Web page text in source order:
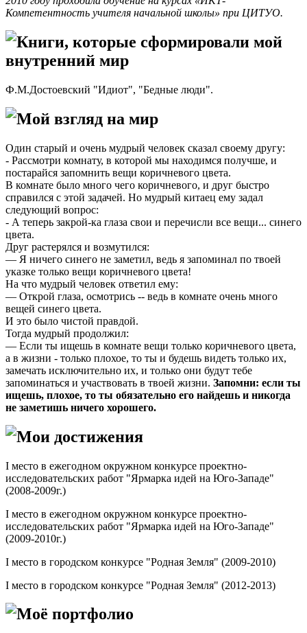
Компетентность учителя начальной школы» при ЦИТУО.
Книги, которые сформировали мой
внутренний мир
Ф.М.Достоевский "Идиот", "Бедные люди".
Мой взгляд на мир
Один старый и очень мудрый человек сказал своему другу:
- Рассмотри комнату, в которой мы находимся получше, и
постарайся запомнить вещи коричневого цвета.
В комнате было много чего коричневого, и друг быстро
справился с этой задачей. Но мудрый китаец ему задал
следующий вопрос:
- А теперь закрой-ка глаза свои и перечисли все вещи... синего
цвета.
Друг растерялся и возмутился:
— Я ничего синего не заметил, ведь я запоминал по твоей
указке только вещи коричневого цвета!
На что мудрый человек ответил ему:
— Открой глаза, осмотрись -- ведь в комнате очень много
вещей синего цвета.
И это было чистой правдой.
Тогда мудрый продолжил:
— Если ты ищешь в комнате вещи только коричневого цвета,
а в жизни - только плохое, то ты и будешь видеть только их,
замечать исключительно их, и только они будут тебе
запоминаться и участвовать в твоей жизни. Запомни: если ты
ищешь, плохое, то ты обязательно его найдешь и никогда
не заметишь ничего хорошего.
Мои достижения
I место в ежегодном окружном конкурсе проектно-
исследовательских работ "Ярмарка идей на Юго-Западе"
(2008-2009г.)
I место в ежегодном окружном конкурсе проектно-
исследовательских работ "Ярмарка идей на Юго-Западе"
(2009-2010г.)
I место в городском конкурсе "Родная Земля" (2009-2010)
I место в городском конкурсе "Родная Земля" (2012-2013)
Моё портфолио